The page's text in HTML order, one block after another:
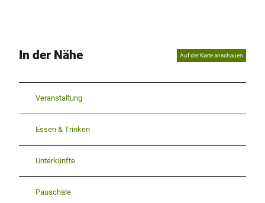
In der Nähe Auf der Karte anschauen
Veranstaltung
Essen & Trinken
Unterkünfte
Pauschale